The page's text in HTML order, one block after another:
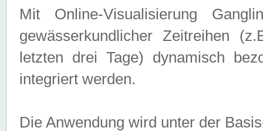
Mit Online-Visualisierung
gewässerkundlicher Zeitreihen
letzten drei Tage) dynamisch
integriert werden.
Die Anwendung wird unter der